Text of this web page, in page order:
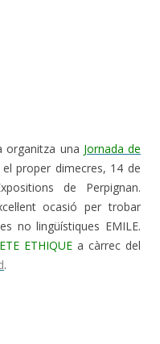
organitza una Jornada de
proper dimecres, 14 de
de Perpignan.
ocasió per trobar
no lingüístiques EMILE.
ETHIQUE a càrrec del
.